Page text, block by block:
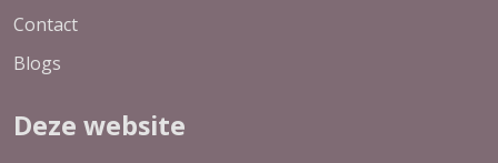
Contact
Blogs
Deze website